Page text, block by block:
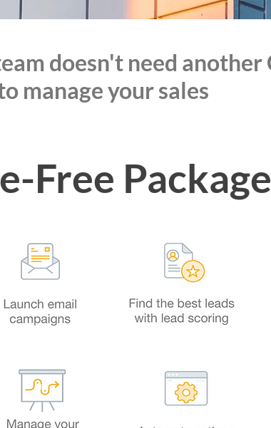
doesn't need another
manage your sales
Free Package